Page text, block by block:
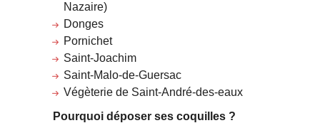
Nazaire)
Donges
Pornichet
Saint-Joachim
Saint-Malo-de-Guersac
Végèterie de Saint-André-des-eaux
Pourquoi déposer ses coquilles ?